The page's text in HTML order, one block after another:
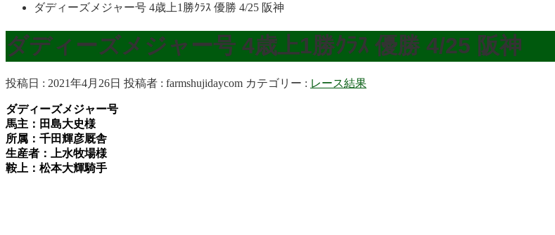
ダディーズメジャー号 4歳上1勝ｸﾗｽ 優勝 4/25 阪神
ダディーズメジャー号 4歳上1勝ｸﾗｽ 優勝 4/25 阪神
投稿日 : 2021年4月26日 投稿者 : farmshujidaycom カテゴリー : レース結果
ダディーズメジャー号
馬主：田島大史様
所属：千田輝彦厩舎
生産者：上水牧場様
鞍上：松本大輝騎手